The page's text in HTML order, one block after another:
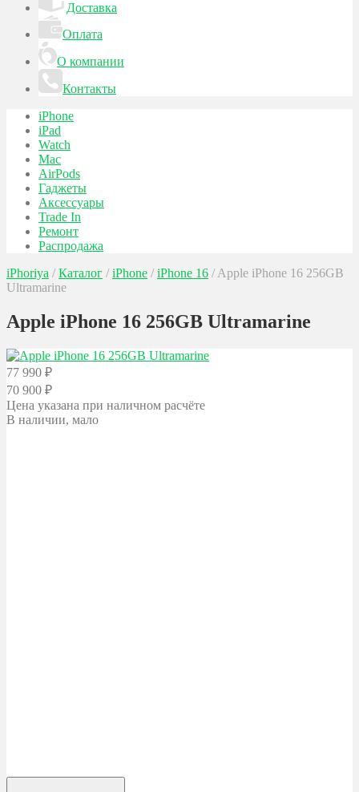
Доставка
Оплата
О компании
Контакты
iPhone
iPad
Watch
Mac
AirPods
Гаджеты
Аксессуары
Trade In
Ремонт
Распродажа
iPhoriya / Каталог / iPhone / iPhone 16 / Apple iPhone 16 256GB
Ultramarine
Apple iPhone 16 256GB Ultramarine
77 990 ₽
70 900 ₽
Цена указана при наличном расчёте
В наличии, мало